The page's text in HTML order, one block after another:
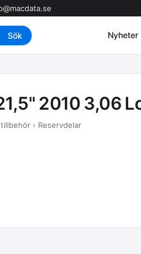
Nyheter
2010 3,06
› Reservdelar